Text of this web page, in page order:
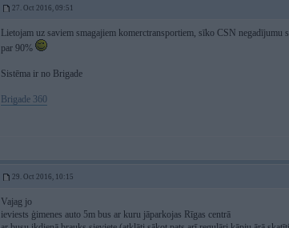
27. Oct 2016, 09:51
Lietojam uz saviem smagajiem komerctransportiem, sīko CSN negadījumu
par 90%
Sistēma ir no Brigade
Brigade 360
29. Oct 2016, 10:15
Vajag jo
ieviests ģimenes auto 5m bus ar kuru jāparkojas Rīgas centrā